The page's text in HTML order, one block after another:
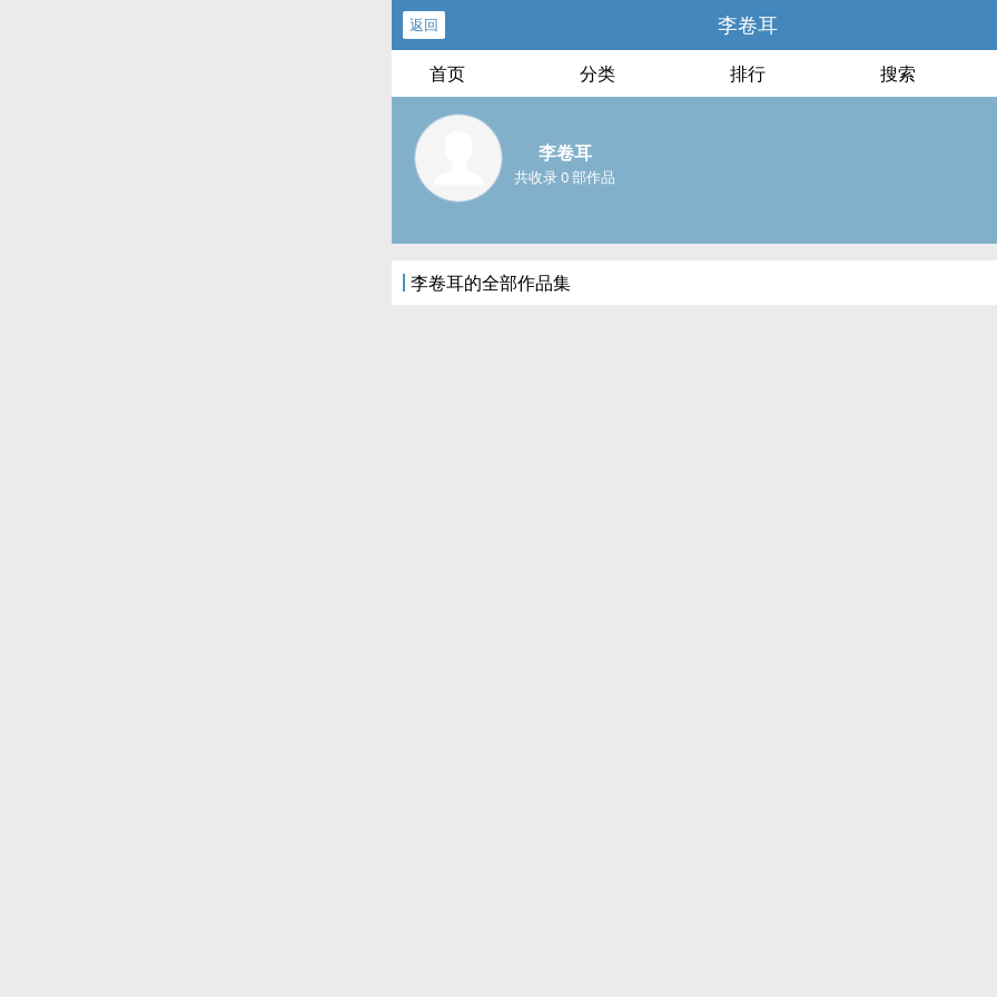
返回 李卷耳
首页 分类 排行 搜索
李卷耳
共收录 0 部作品
李卷耳的全部作品集